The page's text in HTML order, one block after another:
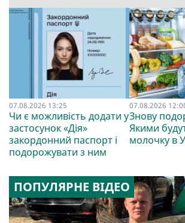
07.08.2026 13:25
Чи є можливість додати у
застосунок «Дія»
закордонний паспорт і
подорожувати з ним
07.08.2026
Знову
Якими
молочку в
ПОПУЛЯРНЕ ВІДЕО